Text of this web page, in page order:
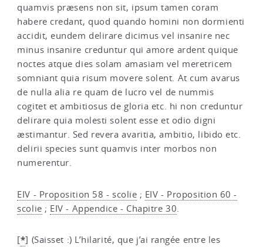
quamvis præsens non sit, ipsum tamen coram
habere credant, quod quando homini non dormienti
accidit, eundem delirare dicimus vel insanire nec
minus insanire creduntur qui amore ardent quique
noctes atque dies solam amasiam vel meretricem
somniant quia risum movere solent. At cum avarus
de nulla alia re quam de lucro vel de nummis
cogitet et ambitiosus de gloria etc. hi non creduntur
delirare quia molesti solent esse et odio digni
æstimantur. Sed revera avaritia, ambitio, libido etc.
delirii species sunt quamvis inter morbos non
numerentur.
EIV - Proposition 58 - scolie ; EIV - Proposition 60 -
scolie ; EIV - Appendice - Chapitre 30.
[*] (Saisset :) L’hilarité, que j’ai rangée entre les